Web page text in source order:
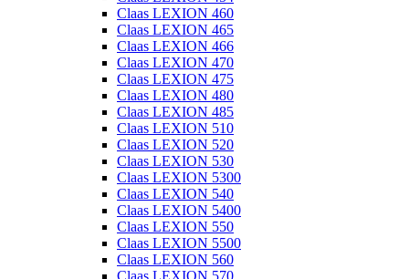
Claas LEXION 460
Claas LEXION 465
Claas LEXION 466
Claas LEXION 470
Claas LEXION 475
Claas LEXION 480
Claas LEXION 485
Claas LEXION 510
Claas LEXION 520
Claas LEXION 530
Claas LEXION 5300
Claas LEXION 540
Claas LEXION 5400
Claas LEXION 550
Claas LEXION 5500
Claas LEXION 560
Claas LEXION 570